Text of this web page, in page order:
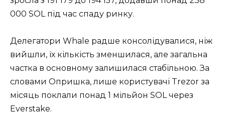
000 SOL під час спаду ринку.
Делегатори Whale радше консолідувалися, ніж
вийшли, їх кількість зменшилася, але загальна
частка в основному залишилася стабільною. За
словами Опришка, лише користувачі Trezor за
місяць поклали понад 1 мільйон SOL через
Everstake.